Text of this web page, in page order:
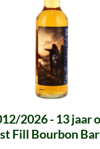
2026 - 13 jaar
Fill Bourbon